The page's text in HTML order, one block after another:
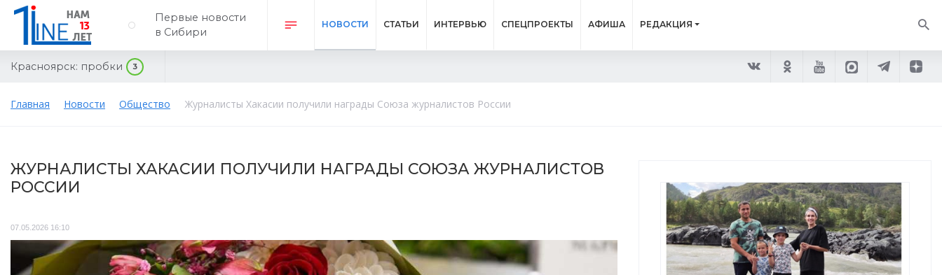
Первые новости
в Сибири
НОВОСТИ СТАТЬИ ИНТЕРВЬЮ СПЕЦПРОЕКТЫ АФИША РЕДАКЦИЯ
Красноярск: пробки 3
Главная Новости Общество Журналисты Хакасии получили награды Союза журналистов России
ЖУРНАЛИСТЫ ХАКАСИИ ПОЛУЧИЛИ НАГРАДЫ СОЮЗА ЖУРНАЛИСТОВ
РОССИИ
07.05.2026 16:10